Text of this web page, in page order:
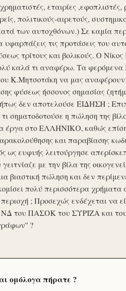
εταιρίες
πολιτικούς-αιρετούς,
των αυτοχθόνων.) Σε καμία
υφαρπάζεις τις προτάσεις του
τρίτους και βολικούς. Ο
καλά τι αναφέρω. Τα
Κ.Μητσοτάκη να μας αναφέρουν:
φύσεως ήσσονος σημασίας
δεν αποτελούσε ΕΙΔΗΣΗ ;
τι σηματοδοτούσε η πώληση της
έργα στο ΕΛΛΗΝΙΚΟ, καθώς
και παραβίασης
ως ευφυής λειτούργησε
με την βίλα της
βιαστική πώληση και δεν
πολύ περισσότερα χρήματα
; Προσεχώς ενδέχεται να
ΝΔ του ΠΑΣΟΚ του ΣΥΡΙΖΑ και
?
ομόλογα πήρατε ?